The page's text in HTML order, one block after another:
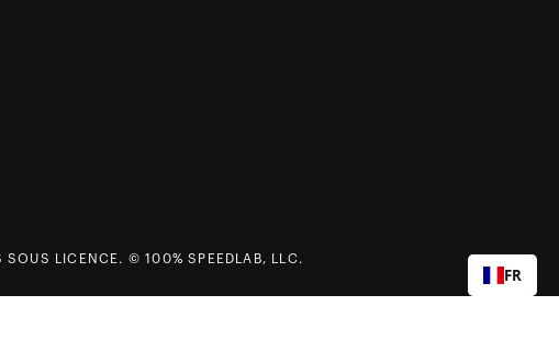
SOUS LICENCE. © 100% SPEEDLAB, LLC.
FR